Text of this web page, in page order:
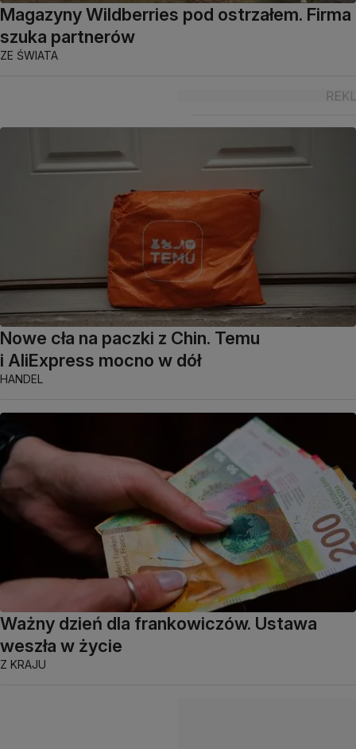
Magazyny Wildberries pod ostrzałem. Firma
szuka partnerów
ZE ŚWIATA
Nowe cła na paczki z Chin. Temu
i AliExpress mocno w dół
HANDEL
Ważny dzień dla frankowiczów. Ustawa
weszła w życie
Z KRAJU